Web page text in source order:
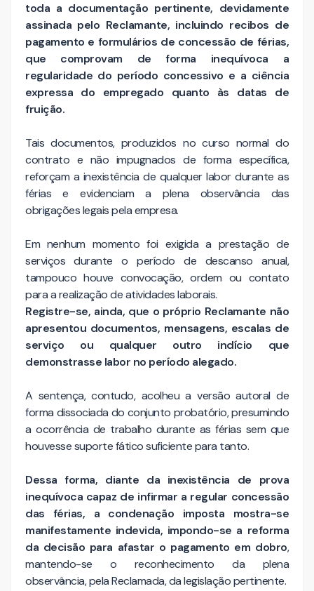
toda a documentação pertinente, devidamente
assinada pelo Reclamante, incluindo recibos de
pagamento e formulários de concessão de férias,
que comprovam de forma inequívoca a
regularidade do período concessivo e a ciência
expressa do empregado quanto às datas de
fruição.
Tais documentos, produzidos no curso normal do
contrato e não impugnados de forma específica,
reforçam a inexistência de qualquer labor durante as
férias e evidenciam a plena observância das
obrigações legais pela empresa.
Em nenhum momento foi exigida a prestação de
serviços durante o período de descanso anual,
tampouco houve convocação, ordem ou contato
para a realização de atividades laborais.
Registre-se, ainda, que o próprio Reclamante não
apresentou documentos, mensagens, escalas de
serviço ou qualquer outro indício que
demonstrasse labor no período alegado.
A sentença, contudo, acolheu a versão autoral de
forma dissociada do conjunto probatório, presumindo
a ocorrência de trabalho durante as férias sem que
houvesse suporte fático suficiente para tanto.
Dessa forma, diante da inexistência de prova
inequívoca capaz de infirmar a regular concessão
das férias, a condenação imposta mostra-se
manifestamente indevida, impondo-se a reforma
da decisão para afastar o pagamento em dobro,
mantendo-se o reconhecimento da plena
observância, pela Reclamada, da legislação pertinente.